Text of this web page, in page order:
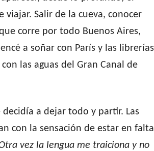
viajar. Salir de la cueva, conocer
corre por todo Buenos Aires,
a soñar con París y las librerías
las aguas del Gran Canal de
a dejar todo y partir. Las
con la sensación de estar en falta
vez la lengua me traiciona y no